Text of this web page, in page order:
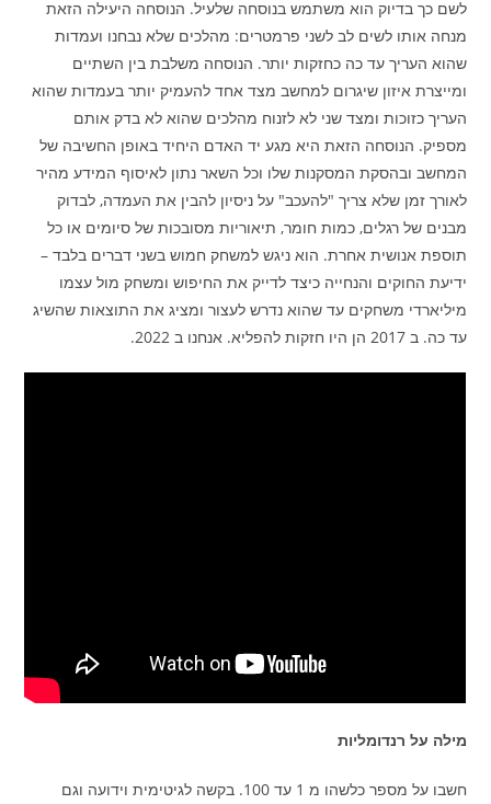
לשם כך בדיוק הוא משתמש בנוסחה שלעיל. הנוסחה היעילה הזאת
מנחה אותו לשים לב לשני פרמטרים: מהלכים שלא נבחנו ועמדות
שהוא העריך עד כה כחזקות יותר. הנוסחה משלבת בין השתיים
ומייצרת איזון שיגרום למחשב מצד אחד להעמיק יותר בעמדות שהוא
העריך כזוכות ומצד שני לא לזנוח מהלכים שהוא לא בדק אותם
מספיק. הנוסחה הזאת היא מגע יד האדם היחיד באופן החשיבה של
המחשב ובהסקת המסקנות שלו וכל השאר נתון לאיסוף המידע מהיר
לאורך זמן שלא צריך "להעכב" על ניסיון להבין את העמדה, לבדוק
מבנים של רגלים, כמות חומר, תיאוריות מסובכות של סיומים או כל
תוספת אנושית אחרת. הוא ניגש למשחק חמוש בשני דברים בלבד –
ידיעת החוקים והנחייה כיצד לדייק את החיפוש ומשחק מול עצמו
מיליארדי משחקים עד שהוא נדרש לעצור ומציג את התוצאות שהשיג
עד כה. ב 2017 הן היו חזקות להפליא. אנחנו ב 2022.
מילה על רנדומליות
חשבו על מספר כלשהו מ 1 עד 100. בקשה לגיטימית וידועה וגם